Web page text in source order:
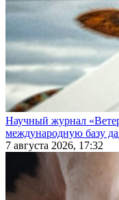
Научный журнал
международную базу
7 августа 2026, 17:32